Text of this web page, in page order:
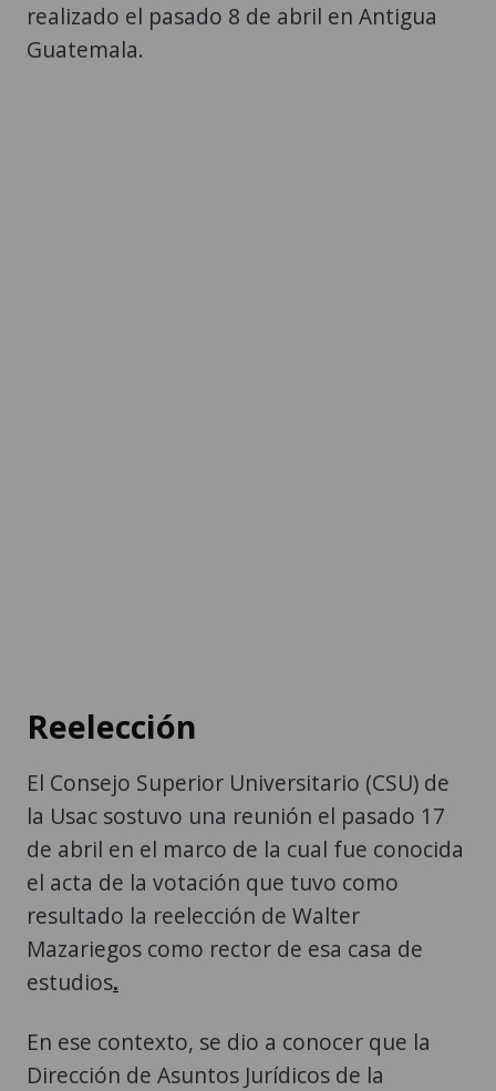
realizado el pasado 8 de abril en Antigua
Guatemala.
Reelección
El Consejo Superior Universitario (CSU) de
la Usac sostuvo una reunión el pasado 17
de abril en el marco de la cual fue conocida
el acta de la votación que tuvo como
resultado la reelección de Walter
Mazariegos como rector de esa casa de
estudios.
En ese contexto, se dio a conocer que la
Dirección de Asuntos Jurídicos de la